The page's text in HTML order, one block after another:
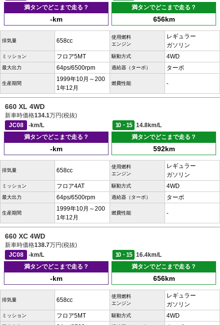
満タンでどこまで走る？
-km
満タンでどこまで走る？
656km
排気量 658cc
使用燃料
エンジン
レギュラー
ガソリン
ミッション フロア5MT 駆動方式 4WD
最大出力 64ps/6500rpm 過給器（ターボ） ターボ
生産期間
1999年10月～200
1年12月
燃費性能 -
660 XL 4WD
新車時価格134.1万円(税抜)
JC08
-km/L 10・15
14.8km/L
満タンでどこまで走る？
-km
満タンでどこまで走る？
592km
排気量 658cc
使用燃料
エンジン
レギュラー
ガソリン
ミッション フロア4AT 駆動方式 4WD
最大出力 64ps/6500rpm 過給器（ターボ） ターボ
生産期間
1999年10月～200
1年12月
燃費性能 -
660 XC 4WD
新車時価格138.7万円(税抜)
JC08
-km/L 10・15
16.4km/L
満タンでどこまで走る？
-km
満タンでどこまで走る？
656km
排気量 658cc
使用燃料
エンジン
レギュラー
ガソリン
ミッション フロア5MT 駆動方式 4WD